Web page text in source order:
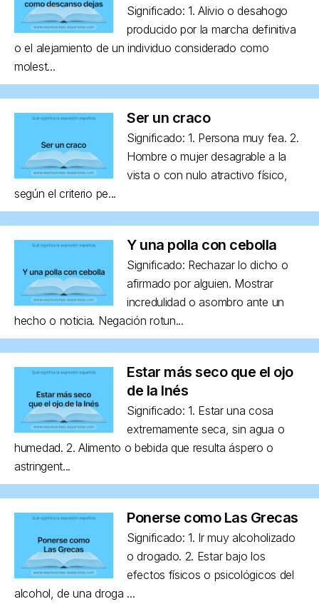
Significado: 1. Alivio o desahogo
producido por la marcha definitiva
o el alejamiento de un individuo considerado como
molest...
Ser un craco
Significado: 1. Persona muy fea. 2.
Hombre o mujer desagrable a la
vista o con nulo atractivo físico,
según el criterio pe...
Y una polla con cebolla
Significado: Rechazar lo dicho o
afirmado por alguien. Mostrar
incredulidad o asombro ante un
hecho o noticia. Negación rotun...
Estar más seco que el ojo
de la Inés
Significado: 1. Estar una cosa
extremamente seca, sin agua o
humedad. 2. Alimento o bebida que resulta áspero o
astringent...
Ponerse como Las Grecas
Significado: 1. Ir muy alcoholizado
o drogado. 2. Estar bajo los
efectos físicos o psicológicos del
alcohol, de una droga ...